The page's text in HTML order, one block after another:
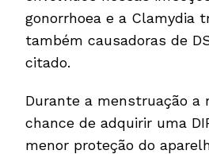
gonorrhoea e a Clamydia
também causadoras de
citado.
Durante a menstruação a
chance de adquirir uma
menor proteção do